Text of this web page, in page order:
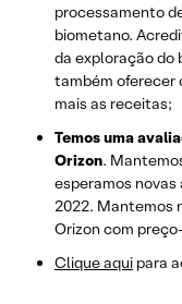
processamento
biometano.
da exploração do
também oferecer
mais as receitas;
Temos uma
Orizon.
esperamos
2022. Mantemos
Orizon com
Clique aqui para